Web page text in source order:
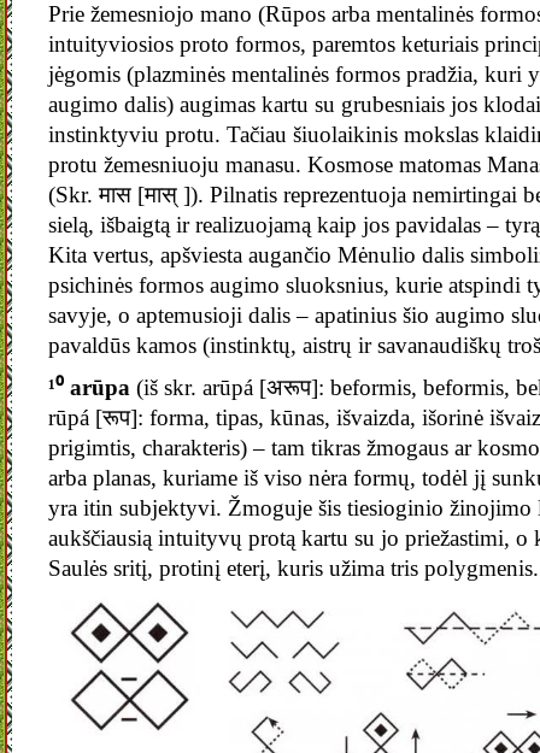
Prie žemesniojo mano (Rūpos arba mentalinės
intuityviosios proto formos, paremtos keturiais
jėgomis (plazminės mentalinės formos pradžia, kuri
augimo dalis) augimas kartu su grubesniais jos
instinktyviu protu. Tačiau šiuolaikinis mokslas
protu žemesniuoju manasu. Kosmose matomas
(Skr. मास [मास् ]). Pilnatis reprezentuoja nemirtingai
sielą, išbaigtą ir realizuojamą kaip jos pavidalas –
Kita vertus, apšviesta augančio Mėnulio dalis
psichinės formos augimo sluoksnius, kurie atspindi
savyje, o aptemusioji dalis – apatinius šio augimo
pavaldūs kamos (instinktų, aistrų ir savanaudiškų
¹⁰ arūpa (iš skr. arūpá [अरूप]: beformis, beformis,
rūpá [रूप]: forma, tipas, kūnas, išvaizda, išorinė
prigimtis, charakteris) – tam tikras žmogaus ar
arba planas, kuriame iš viso nėra formų, todėl jį
yra itin subjektyvi. Žmoguje šis tiesioginio žinojimo
aukščiausią intuityvų protą kartu su jo priežastimi, o
Saulės sritį, protinį eterį, kuris užima tris polygmenis.